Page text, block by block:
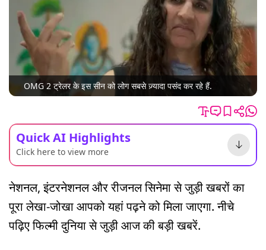
OMG 2 ट्रेलर के इस सीन को लोग सबसे ज़्यादा पसंद कर रहे हैं.
Quick AI Highlights
Click here to view more
नेशनल, इंटरनेशनल और रीजनल सिनेमा से जुड़ी खबरों का
पूरा लेखा-जोखा आपको यहां पढ़ने को मिला जाएगा. नीचे
पढ़िए फिल्मी दुनिया से जुड़ी आज की बड़ी खबरें.